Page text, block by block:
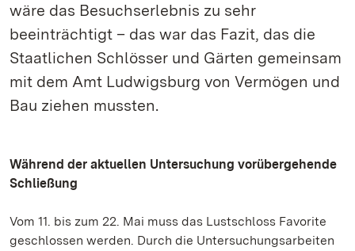
wäre das Besuchserlebnis zu sehr
beeinträchtigt – das war das Fazit, das die
Staatlichen Schlösser und Gärten gemeinsam
mit dem Amt Ludwigsburg von Vermögen und
Bau ziehen mussten.
Während der aktuellen Untersuchung vorübergehende
Schließung
Vom 11. bis zum 22. Mai muss das Lustschloss Favorite
geschlossen werden. Durch die Untersuchungsarbeiten